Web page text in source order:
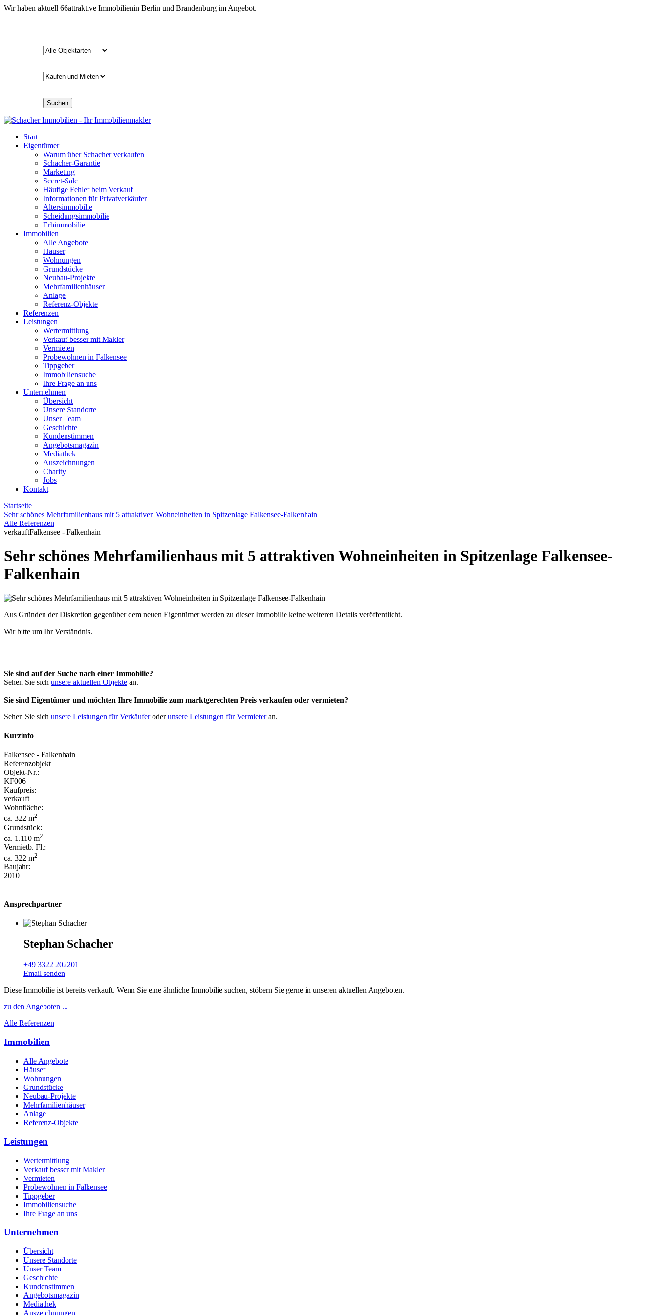
Wir haben aktuell 66attraktive Immobilienin Berlin und Brandenburg im Angebot.
Suchen
Start
Eigentümer
Warum über Schacher verkaufen
Schacher-Garantie
Marketing
Secret-Sale
Häufige Fehler beim Verkauf
Informationen für Privatverkäufer
Altersimmobilie
Scheidungsimmobilie
Erbimmobilie
Immobilien
Alle Angebote
Häuser
Wohnungen
Grundstücke
Neubau-Projekte
Mehrfamilienhäuser
Anlage
Referenz-Objekte
Referenzen
Leistungen
Wertermittlung
Verkauf besser mit Makler
Vermieten
Probewohnen in Falkensee
Tippgeber
Immobiliensuche
Ihre Frage an uns
Unternehmen
Übersicht
Unsere Standorte
Unser Team
Geschichte
Kundenstimmen
Angebotsmagazin
Mediathek
Auszeichnungen
Charity
Jobs
Kontakt
Startseite
Sehr schönes Mehrfamilienhaus mit 5 attraktiven Wohneinheiten in Spitzenlage Falkensee-Falkenhain
Alle Referenzen
verkauftFalkensee - Falkenhain
Sehr schönes Mehrfamilienhaus mit 5 attraktiven Wohneinheiten in Spitzenlage Falkensee-
Falkenhain
Aus Gründen der Diskretion gegenüber dem neuen Eigentümer werden zu dieser Immobilie keine weiteren Details veröffentlicht.
Wir bitte um Ihr Verständnis.
Sie sind auf der Suche nach einer Immobilie?
Sehen Sie sich unsere aktuellen Objekte an.
Sie sind Eigentümer und möchten Ihre Immobilie zum marktgerechten Preis verkaufen oder vermieten?
Sehen Sie sich unsere Leistungen für Verkäuferoderunsere Leistungen für Vermieteran.
Kurzinfo
Falkensee - Falkenhain
Referenzobjekt
Objekt-Nr.:
KF006
Kaufpreis:
verkauft
Wohnfläche:
ca. 322 m2
Grundstück:
ca. 1.110 m2
Vermietb. Fl.:
ca. 322 m2
Baujahr:
2010
Ansprechpartner
Stephan Schacher
+49 3322 202201
Email senden
Diese Immobilie ist bereits verkauft. Wenn Sie eine ähnliche Immobilie suchen, stöbern Sie gerne in unseren aktuellen Angeboten.
zu den Angeboten ...
Alle Referenzen
Immobilien
Alle Angebote
Häuser
Wohnungen
Grundstücke
Neubau-Projekte
Mehrfamilienhäuser
Anlage
Referenz-Objekte
Leistungen
Wertermittlung
Verkauf besser mit Makler
Vermieten
Probewohnen in Falkensee
Tippgeber
Immobiliensuche
Ihre Frage an uns
Unternehmen
Übersicht
Unsere Standorte
Unser Team
Geschichte
Kundenstimmen
Angebotsmagazin
Mediathek
Auszeichnungen